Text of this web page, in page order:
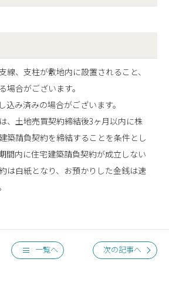
線、支柱が敷地内に設置されること、
場合がございます。
込み済みの場合がございます。
、土地売買契約締結後3ヶ月以内に株
築請負契約を締結することを条件とし
間内に住宅建築請負契約が成立しない
は白紙となり、お預かりした金銭は速
次の記事へ
一覧へ